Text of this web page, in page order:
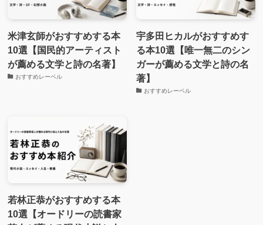
米津玄師がおすすめする本
10選【国民的アーティスト
が薦める文学と詩の名著】
おすすめレーベル
宇多田ヒカルがおすすめす
る本10選【唯一無二のシン
ガーが薦める文学と詩の名
著】
おすすめレーベル
若林正恭がおすすめする本
10選【オードリーの読書家